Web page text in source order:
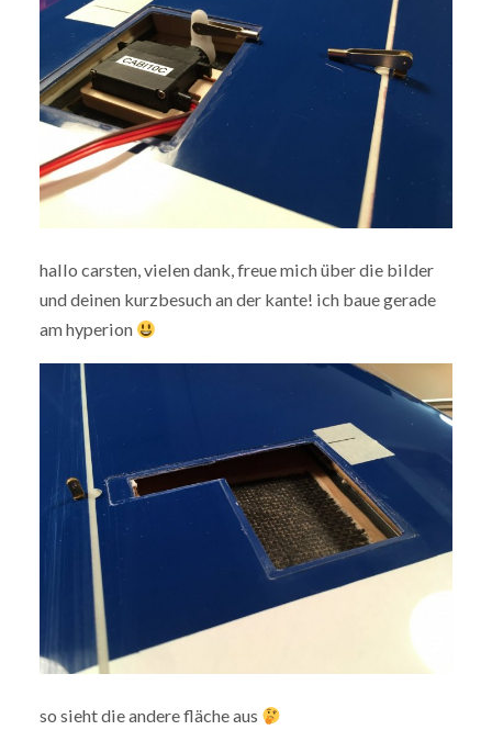
hallo carsten, vielen dank, freue mich über die bilder
und deinen kurzbesuch an der kante! ich baue gerade
am hyperion
so sieht die andere fläche aus